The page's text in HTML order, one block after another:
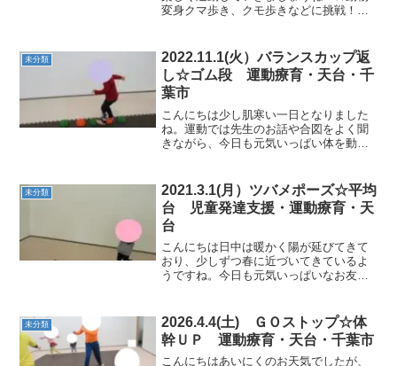
変身クマ歩き、クモ歩きなどに挑戦！★
っこいいね！ ★ぶちぶちボール体幹安定
しないぶちぶちボール...
未分類
2022.11.1(火）バランスカップ返
し☆ゴム段 運動療育・天台・千
葉市
こんにちは少し肌寒い一日となりました
ね。運動では先生のお話や合図をよく聞
きながら、今日も元気いっぱい体を動か
とおもしろいね～★マット山高さの違う
二つのお山を、クマ歩きで...
未分類
2021.3.1(月）ツバメポーズ☆平均
台 児童発達支援・運動療育・天
台
こんにちは日中は暖かく陽が延びてきて
おり、少しずつ春に近づいてきているよ
うですね。今日も元気いっぱいなお友だ
ましょう。★鉄棒・ツバメ何度かチャレ
ンジする内に手足を伸ばして...
未分類
2026.4.4(土) ＧＯストップ☆体
幹ＵＰ 運動療育・天台・千葉市
こんにちはあいにくのお天気でしたが、